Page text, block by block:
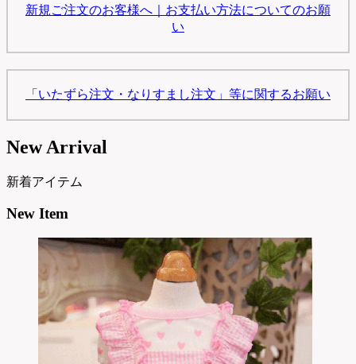
新規ご注文のお客様へ｜お支払い方法についてのお願
い
「いたずら注文・なりすまし注文」等に関するお願い
New Arrival
新着アイテム
New Item